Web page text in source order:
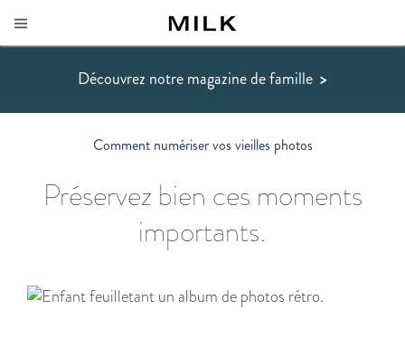
Découvrez notre magazine de famille >
Comment numériser vos vieilles photos
Préservez bien ces moments
importants.